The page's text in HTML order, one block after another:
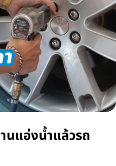
นแอ่งน้ำแล้วรถ